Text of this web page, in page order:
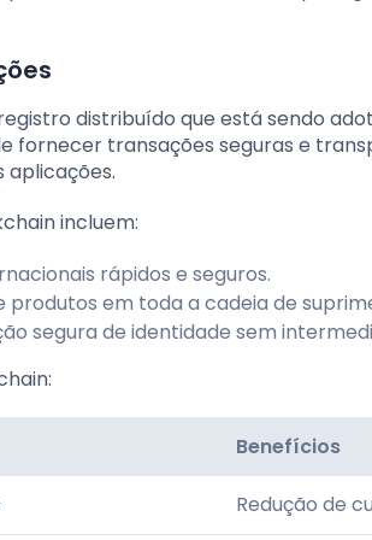
distribuído que está sendo
fornecer transações seguras e
aplicações.
incluem:
rápidos e seguros.
produtos em toda a cadeia de
segura de identidade sem
Benefícios
Redução de